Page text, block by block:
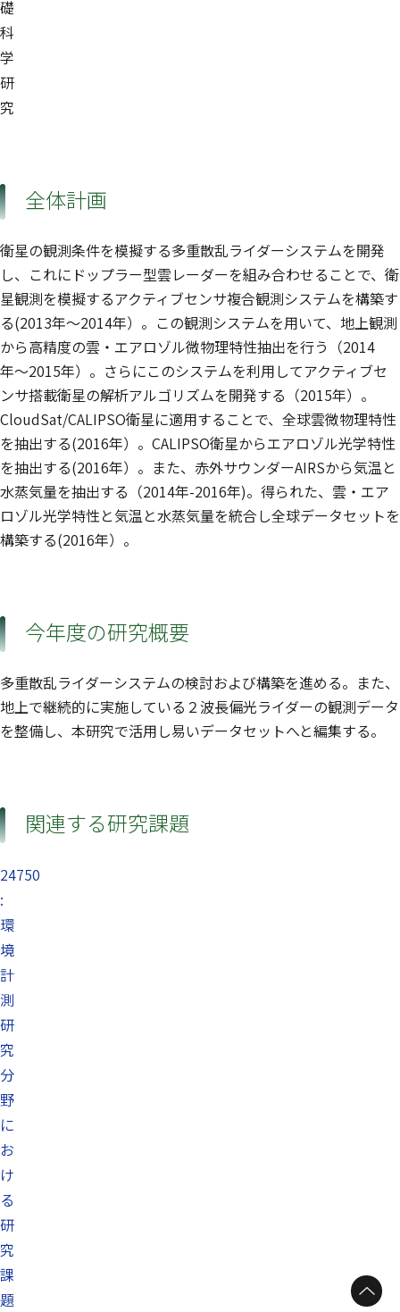
礎
科
学
研
究
全体計画
衛星の観測条件を模擬する多重散乱ライダーシステムを開発
し、これにドップラー型雲レーダーを組み合わせることで、衛
星観測を模擬するアクティブセンサ複合観測システムを構築す
る(2013年〜2014年）。この観測システムを用いて、地上観測
から高精度の雲・エアロゾル微物理特性抽出を行う（2014
年〜2015年）。さらにこのシステムを利用してアクティブセ
ンサ搭載衛星の解析アルゴリズムを開発する（2015年）。
CloudSat/CALIPSO衛星に適用することで、全球雲微物理特性
を抽出する(2016年）。CALIPSO衛星からエアロゾル光学特性
を抽出する(2016年）。また、赤外サウンダーAIRSから気温と
水蒸気量を抽出する（2014年-2016年)。得られた、雲・エア
ロゾル光学特性と気温と水蒸気量を統合し全球データセットを
構築する(2016年）。
今年度の研究概要
多重散乱ライダーシステムの検討および構築を進める。また、
地上で継続的に実施している２波長偏光ライダーの観測データ
を整備し、本研究で活用し易いデータセットへと編集する。
関連する研究課題
24750
:
環
境
計
測
研
究
分
野
に
お
け
る
研
究
課
題